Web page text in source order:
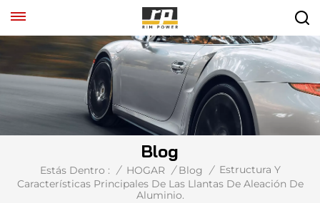
Blog
Estás Dentro : / HOGAR / Blog / Estructura Y
Características Principales De Las Llantas De Aleación De
Aluminio.